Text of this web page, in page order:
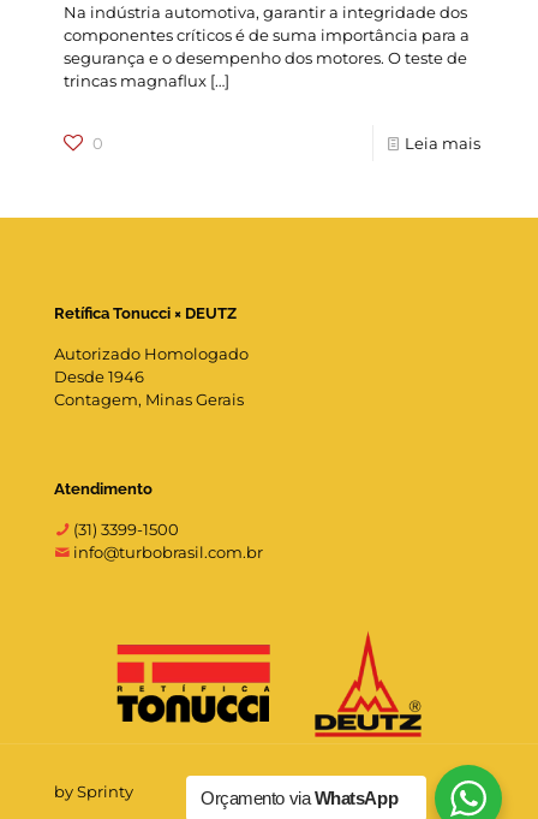
Na indústria automotiva, garantir a integridade dos
componentes críticos é de suma importância para a
segurança e o desempenho dos motores. O teste de
trincas magnaflux […]
0 Leia mais
Retífica Tonucci × DEUTZ
Autorizado Homologado
Desde 1946
Contagem, Minas Gerais
Atendimento
(31) 3399-1500
info@turbobrasil.com.br
by Sprinty Orçamento viaWhatsApp